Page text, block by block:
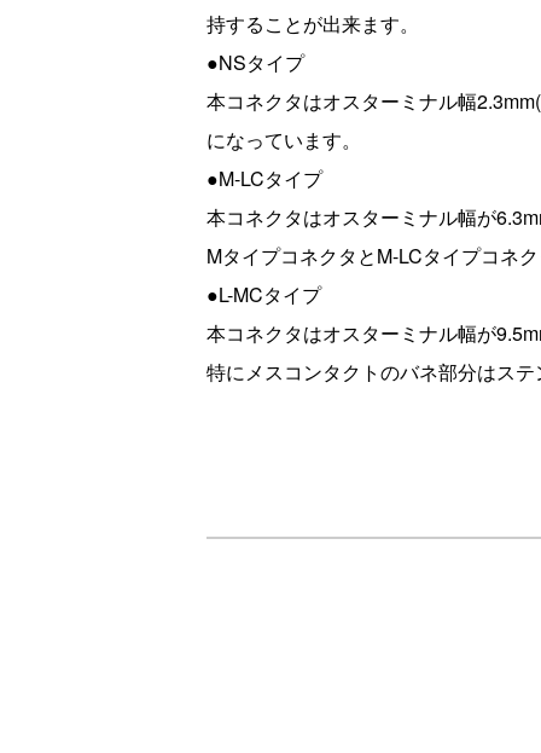
持することが出来ます。
●NSタイプ
本コネクタはオスターミナル幅
になっています。
●M-LCタイプ
本コネクタはオスターミナル幅が
MタイプコネクタとM-LCタイプコネ
●L-MCタイプ
本コネクタはオスターミナル幅が
特にメスコンタクトのバネ部分はス